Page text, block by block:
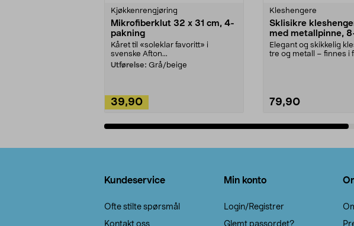
Kjøkkenrengjøring
Mikrofiberklut 32 x 31 cm, 4-
pakning
Kåret til «soleklar favoritt» i
svenske Afton...
Utførelse: Grå/beige
39,90
Kleshengere
Sklisikre
med metallpinne,
Elegant og skikkelig
tre og metall – finnes i
79,90
Kundeservice
Ofte stilte spørsmål
Kontakt oss
Min konto
Login/Registrer
Glemt passordet?